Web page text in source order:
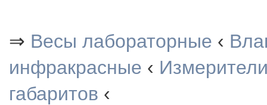
⇒ Весы лабораторные ‹
инфракрасные ‹
габаритов ‹